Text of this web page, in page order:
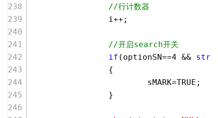
//行计数器
                i++;
//开启search开关
if (optionSN==4 &&
                {
                        sMARK=TRUE;
                }